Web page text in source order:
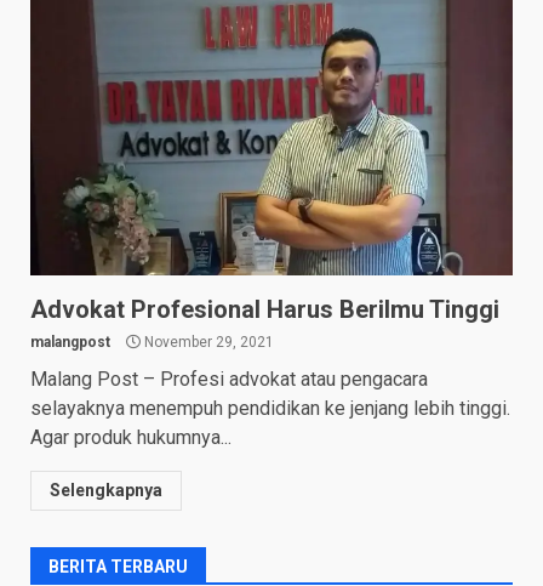
Advokat Profesional Harus Berilmu Tinggi
malangpost November 29, 2021
Malang Post – Profesi advokat atau pengacara
selayaknya menempuh pendidikan ke jenjang lebih tinggi.
Agar produk hukumnya...
Selengkapnya
BERITA TERBARU